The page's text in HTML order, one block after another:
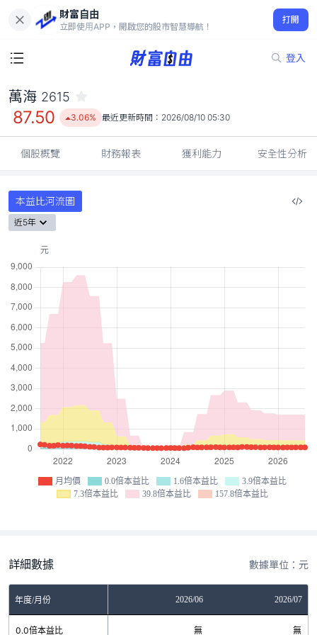
財富自由
立即使用APP，開啟您的股市智慧導航！
打開
登入
87.50
3.06%
萬海 2615
87.50 3.06% 最近更新時間： 2026/08/10 05:30
個股概覽 財務報表 獲利能力 安全性分析
本益比河流圖
近5年
月均價 0.0倍本益比 1.6倍本益比
3.9倍本益比
7.3倍本益比
39.8倍本益比 157.8倍本益比
詳細數據 數據單位：元
年度/月份 2026/06 2026/07
0.0倍本益比 無 無